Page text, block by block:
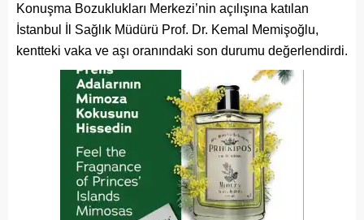
Konuşma Bozuklukları Merkezi’nin açılışına katılan
İstanbul İl Sağlık Müdürü Prof. Dr. Kemal Memişoğlu,
kentteki vaka ve aşı oranındaki son durumu değerlendirdi.